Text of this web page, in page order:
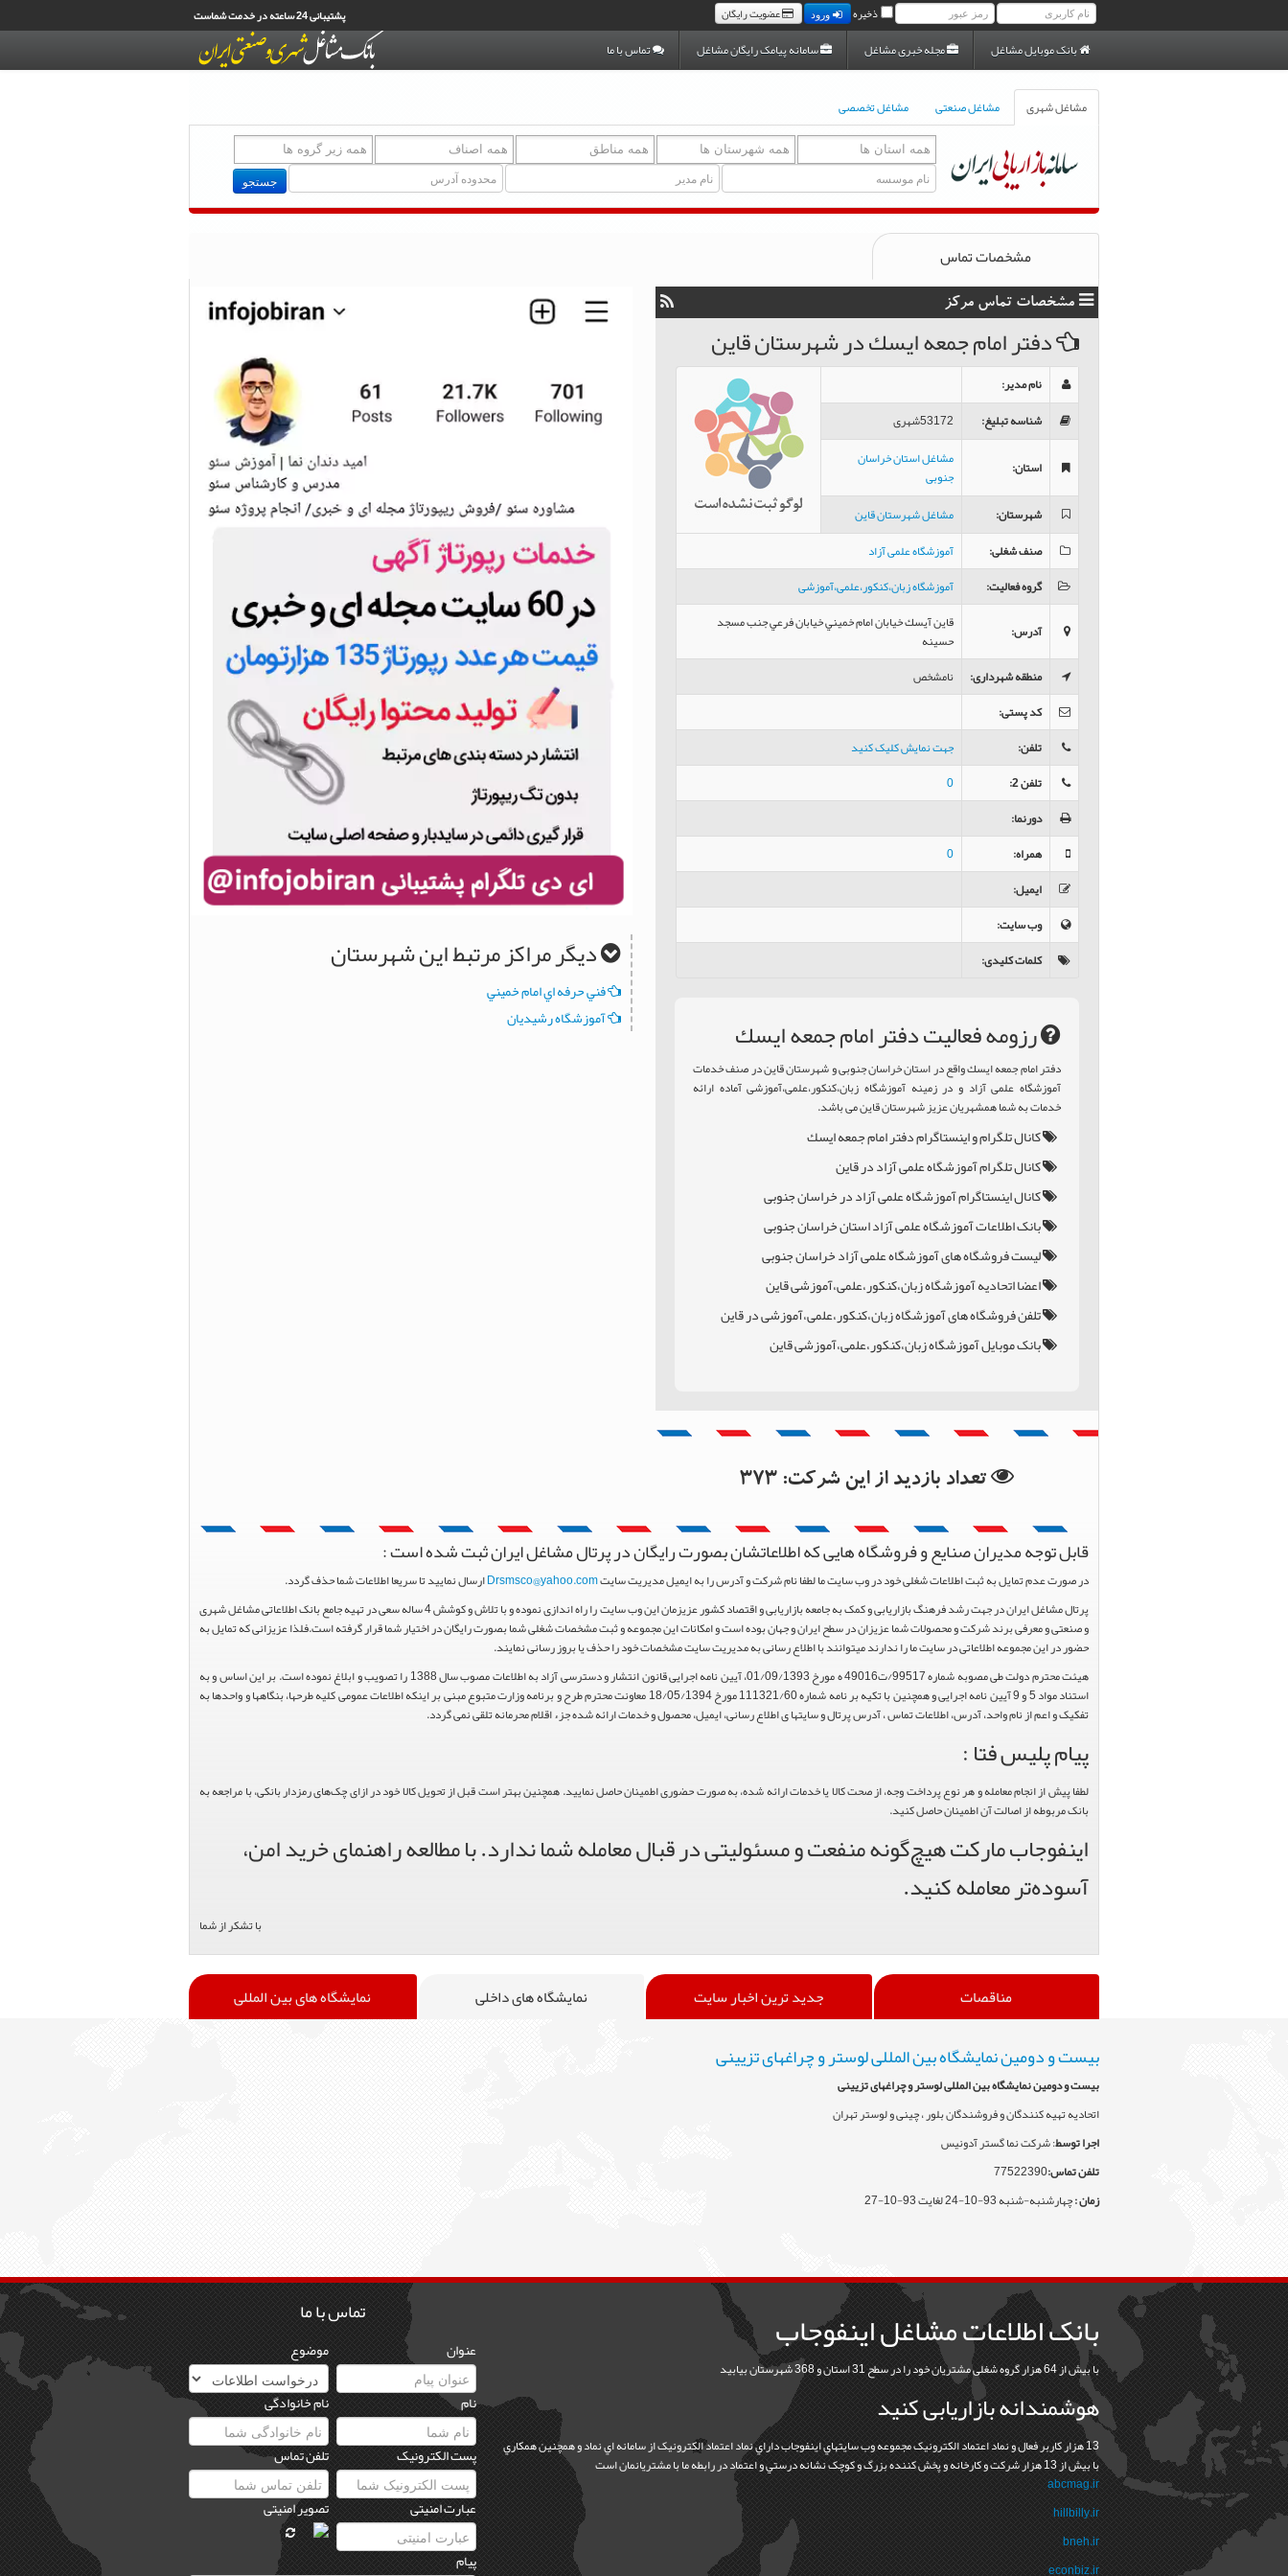
ذخیره ورود عضویت رایگان پشتیبانی 24 ساعته در خدمت شماست
بانک موبایل مشاغل مجله خبری مشاغل سامانه پیامک رایگان مشاغل تماس با ما
مشاغل شهری مشاغل صنعتی مشاغل تخصصی
جستجو
مشخصات تماس
مشخصات تماس مرکز
دفتر امام جمعه ايسك در شهرستان قاین
نام مدیر:
شناسه تبلیغ: 53172شهری
استان:
مشاغل استان خراسان
جنوبی
شهرستان:
مشاغل شهرستان قاین
صنف شغلی:
آموزشگاه علمی آزاد
گروه فعالیت:
آموزشگاه زبان،کنکور،علمی،آموزشی
آدرس:
قاين آيسك خیابان امام خميني خیابان فرعي جنب مسجد
حسينه
منطقه شهرداری:
نامشخص
کد پستی:
تلفن:
جهت نمایش کلیک کنید
تلفن 2 :
0
دورنما:
همراه:
0
ایمیل:
وب سایت:
کلمات کلیدی:
رزومه فعالیت دفتر امام جمعه ايسك
دفتر امام جمعه ايسك واقع در استان خراسان جنوبی و شهرستان قاین در صنف خدمات
آموزشگاه علمی آزاد و در زمینه آموزشگاه زبان،کنکور،علمی،آموزشی آماده ارائه
خدمات به شما همشهریان عزیز شهرستان قاین می باشد.
کانال تلگرام و اینستاگرام دفتر امام جمعه ايسك
کانال تلگرام آموزشگاه علمی آزاد در قاین
کانال اینستاگرام آموزشگاه علمی آزاد در خراسان جنوبی
بانک اطلاعات آموزشگاه علمی آزاد استان خراسان جنوبی
لیست فروشگاه های آموزشگاه علمی آزاد خراسان جنوبی
اعضا اتحادیه آموزشگاه زبان،کنکور،علمی،آموزشی قاین
تلفن فروشگاه های آموزشگاه زبان،کنکور،علمی،آموزشی در قاین
بانک موبایل آموزشگاه زبان،کنکور،علمی،آموزشی قاین
بانک اطلاعات استان خراسان جنوبی
بانک اطلاعات شهرستان قاین
تعداد بازدید از این شرکت: 373
دیگر مراکز مرتبط این شهرستان
فني حرفه اي امام خميني
آموزشگاه رشيديان
قابل توجه مدیران صنایع و فروشگاه هایی که اطلاعاتشان بصورت رایگان در پرتال مشاغل ایران ثبت شده است :
در صورت عدم تمایل به ثبت اطلاعات شغلی خود در وب سایت ما لطفا نام شرکت و آدرس را به ایمیل مدیریت سایتDrsmsco@yahoo.comارسال نمایید تا سریعا اطلاعات شما حذف گردد.
پرتال مشاغل ایران در جهت رشد فرهنگ بازاریابی و کمک به جامعه بازاریابی و اقتصاد کشور عزیزمان این وب سایت را راه اندازی نموده و با تلاش و کوشش 4 ساله سعی در تهیه جامع بانک اطلاعاتی مشاغل شهری
و صنعتی و معرفی برند شرکت و محصولات شما عزیزان در سطح ایران و جهان بوده است و امکانات این مجموعه و ثبت مشخصات شغلی شما بصورت رایگان در اختیار شما قرار گرفته است.فلذا عزیزانی که تمایل به
حضور در این مجموعه اطلاعاتی در سایت ما را ندارند میتوانند با اطلاع رسانی به مدیریت سایت مشخصات خود را حذف یا بروز رسانی نمایند.
هیئت محترم دولت طی مصوبه شماره 99517/ت49016 ه مورخ 01/09/1393، آیین نامه اجرایی قانون انتشار و دسترسی آزاد به اطلاعات مصوب سال 1388 را تصویب و ابلاغ نموده است. بر این اساس و به
استناد مواد 5 و 9 آیین نامه اجرایی و همچنین با تکیه بر نامه شماره 111321/60 مورخ 18/05/1394 معاونت محترم طرح و برنامه وزارت متبوع مبنی بر اینکه اطلاعات عمومی کلیه طرحها، بنگاهها و واحدها به
تفکیک و اعم از نام واحد، آدرس، اطلاعات تماس ، آدرس پرتال و سایتها ی اطلاع رسانی، ایمیل، محصول و خدمات ارائه شده جزء اقلام محرمانه تلقی نمی گردد.
پیام پلیس فتا :
لطفا پیش از انجام معامله و هر نوع پرداخت وجه، از صحت کالا یا خدمات ارائه شده، به صورت حضوری اطمینان حاصل نمایید. همچنین بهتر است قبل از تحویل کالا خود در ازای چک‌های رمزدار بانکی، با مراجعه به
بانک مربوطه از اصالت آن اطمینان حاصل کنید.
اینفوجاب مارکت هیچ‌گونه منفعت و مسئولیتی در قبال معامله شما ندارد. با مطالعه راهنمای خرید امن،
آسوده‌تر معامله کنید.
با تشکر از شما
مناقصات جدید ترین اخبار سایت نمایشگاه های داخلی نمایشگاه های بین المللی
بیست و دومین نمایشگاه بین المللی لوستر و چراغهای تزیینی
بیست و دومین نمایشگاه بین المللی لوستر و چراغهای تزیینی
اتحادیه تهیه کنندگان و فروشندگان بلور ، چینی و لوستر تهران
اجرا توسط: شرکت نما گستر آدونیس
تلفن تماس:77522390
زمان :چهارشنبه-شنبه 93-10-24 لغایت 93-10-27
بانک اطلاعات مشاغل اینفوجاب
با بیش از 64 هزار گروه شغلی مشتریان خود را در سطح 31 استان و 368 شهرستان بیابید
هوشمندانه بازاریابی کنید
13 هزار کاربر فعال و نماد اعتماد الکترونيک مجموعه وب سايتهاي اينفوجاب داراي نماد اعتماد الکترونيک از سامانه اي نماد و همچنين همکاري
با بيش از 13 هزار شرکت و کارخانه و پخش کننده بزرگ و کوچک نشانه درستي و اعتماد در رابطه ما با مشتريانمان است
abcmag.ir
hillbilly.ir
bneh.ir
econbiz.ir
تماس با ما
عنوان
موضوع
نام
نام خانوادگی
پست الکترونیک
تلفن تماس
عبارت امنیتی
تصویر امنیتی
پیام